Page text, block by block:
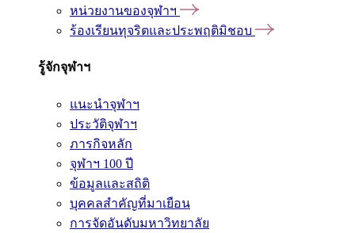
หน่วยงานของจุฬาฯ
ร้องเรียนทุจริตและประพฤติมิชอบ
รู้จักจุฬาฯ
แนะนำจุฬาฯ
ประวัติจุฬาฯ
ภารกิจหลัก
จุฬาฯ 100 ปี
ข้อมูลและสถิติ
บุคคลสำคัญที่มาเยือน
การจัดอันดับมหาวิทยาลัย